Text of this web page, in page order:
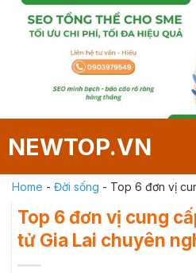
Skip
NEWTOP.VN
Home - Đời sống - Top 6 đơn vị
Top 6 đơn vị cung
tử Gia Lai chuyên